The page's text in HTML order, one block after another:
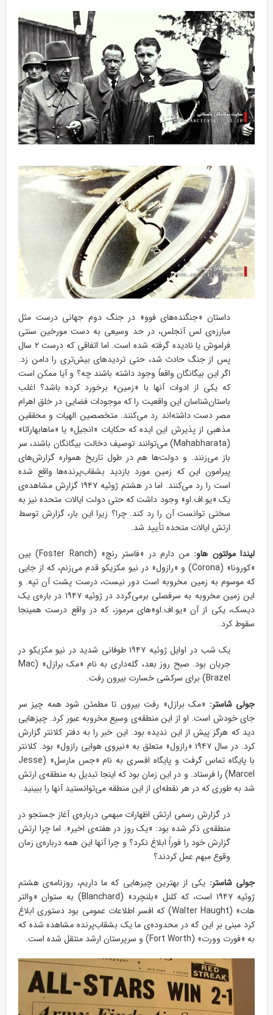
داستان «جنگنده‌های فوو» در جنگ دوم جهانی درست مثل
مبارزه‌ی لس آنجلس، در حد وسیعی به دست مورخین سنتی
فراموش یا نادیده گرفته شده است. اما اتفاقی که درست ۲ سال
پس از جنگ حادث شد، حتی تردیدهای بیش‌تری را دامن زد.
اگر این بیگانگان واقعاً وجود داشته باشند چه؟ و آیا ممکن است
که یکی از ادوات آنها با «زمین» برخورد کرده باشد؟ اغلب
باستان‌شناسان این واقعیت را که موجودات فضایی در خلق اهرام
مصر دست داشته‌اند رد می‌کنند. متخصصین الهیات و محققین
مذهبی از پذیرش این ایده که حکایات «انجیل» یا «ماهابهاراتا»
(Mahabharata) می‌توانند توصیف دخالت بیگانگان باشند، سر
باز می‌زنند. و دولت‌ها هم در طول تاریخ همواره گزارش‌های
پیرامون این که زمین مورد بازدید بشقاب‌پرنده‌ها واقع شده
است را رد می‌کنند. اما در هشتم ژوئیه ۱۹۴۷ گزارش مشاهده‌ی
یک «یو.اف.او» وجود داشت که حتی دولت ایالات متحده نیز به
سختی توانست آن را رد کند. چرا؟ زیرا این بار، گزارش توسط
ارتش ایالات متحده تأیید شد.
لیندا مولتون هاو:
من دارم در «فاستر رنچ» (Foster Ranch) بین
«کورونا» (Corona) و «رازول» در نیو مکزیکو قدم می‌زنم، که از جایی
که موسوم به زمین مخروبه است دور نیست، درست پشت آن تپه. و
این زمین مخروبه به سرفصلی برمی‌گردد در ژوئیه ۱۹۴۷ در باره‌ی یک
دیسک، یکی از آن «یو.اف.او»های مرموز، که در واقع درست همینجا
سقوط کرد.
یک شب در اوایل ژوئیه ۱۹۴۷ طوفانی شدید در نیو مکزیکو در
جریان بود. صبح روز بعد، گله‌داری به نام «مک برازل» (Mac
Brazel) برای سرکشی خسارت بیرون رفت.
جولی شاستر: «مک برازل» رفت بیرون تا مطمئن شود همه چیز سر
جای خودش است. او از این منطقه‌ی وسیع مخروبه عبور کرد. چیزهایی
دید که هرگز پیش از این ندیده بود. این خبر را به دفتر کلانتر گزارش
کرد. در سال ۱۹۴۷ «رازول» متعلق به «نیروی هوایی رازول» بود. کلانتر
با پایگاه تماس گرفت و پایگاه افسری به نام «جس مارسل» (Jesse
Marcel) را فرستاد. و در این زمان بود که اینجا تبدیل به منطقه‌ی ارتش
شد به طوری که در هر نقطه‌ای از این منطقه می‌توانستید آنها را ببینید.
در گزارش رسمی ارتش اظهارات مبهمی درباره‌ی آغاز جستجو در
منطقه‌ی ذکر شده بود: «یک روز در هفته‌ی اخیر». اما چرا ارتش
گزارش خود را فوراً ابلاغ نکرد؟ و چرا آنها این همه درباره‌ی زمان
وقوع مبهم عمل کردند؟
جولی شاستر: یکی از بهترین چیزهایی که ما داریم، روزنامه‌ی هشتم
ژوئیه ۱۹۴۷ است، که کلنل «بلنچرد» (Blanchard) به ستوان «والتر
هات» (Walter Haught) که افسر اطلاعات عمومی بود دستوری ابلاغ
کرد مبنی بر این که در محدوده‌ی ما یک بشقاب‌پرنده مشاهده شده که
به «فورت وورت» (Fort Worth) و سرپرستان ارشد منتقل شده است.